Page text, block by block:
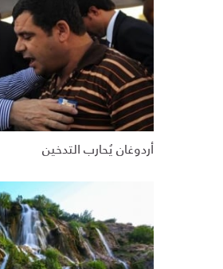
أردوغان يُحارب التدخين